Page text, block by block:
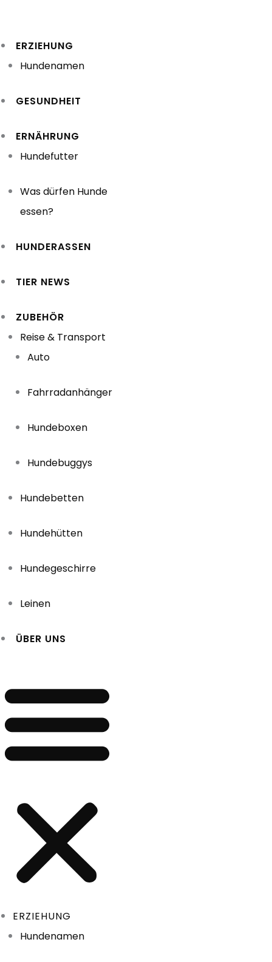
springen
ERZIEHUNG
Hundenamen
GESUNDHEIT
ERNÄHRUNG
Hundefutter
Was dürfen Hunde
essen?
HUNDERASSEN
TIER NEWS
ZUBEHÖR
Reise & Transport
Auto
Fahrradanhänger
Hundeboxen
Hundebuggys
Hundebetten
Hundehütten
Hundegeschirre
Leinen
ÜBER UNS
ERZIEHUNG
Hundenamen